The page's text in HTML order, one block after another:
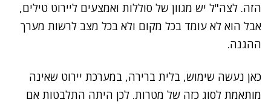
הזה. לצה"ל יש מגוון של סוללות ואמצעים ליירוט טילים,
אבל הוא לא עומד בכל מקום ולא בכל מצב לרשות מערך
ההגנה.
כאן נעשה שימוש, בלית ברירה, במערכת יירוט שאינה
מותאמת לסוג כזה של מטרות. לכן היתה התלבטות אם